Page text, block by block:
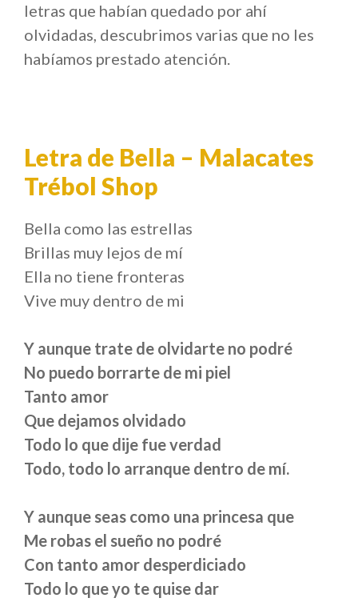
letras que habían quedado por ahí
olvidadas, descubrimos varias que no les
habíamos prestado atención.
Letra de Bella – Malacates
Trébol Shop
Bella como las estrellas
Brillas muy lejos de mí
Ella no tiene fronteras
Vive muy dentro de mi
Y aunque trate de olvidarte no podré
No puedo borrarte de mi piel
Tanto amor
Que dejamos olvidado
Todo lo que dije fue verdad
Todo, todo lo arranque dentro de mí.
Y aunque seas como una princesa que
Me robas el sueño no podré
Con tanto amor desperdiciado
Todo lo que yo te quise dar